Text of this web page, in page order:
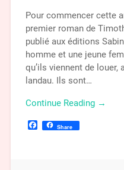
Pour commencer cette
premier roman de
publié aux éditions
homme et une jeune
qu’ils viennent de louer,
landau. Ils sont…
Continue Reading →
Facebook
Share